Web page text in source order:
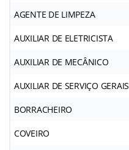
AGENTE DE LIMPEZA
AUXILIAR DE ELETRICISTA
AUXILIAR DE MECÂNICO
AUXILIAR DE SERVIÇO GERAIS
BORRACHEIRO
COVEIRO